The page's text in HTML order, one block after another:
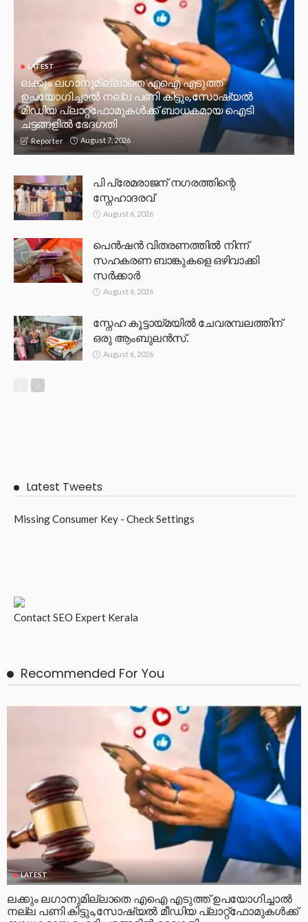
LATEST
ലക്കും ലഗാനുമില്ലാതെ എഐ എടുത്ത്
ഉപയോഗിച്ചാല്‍ നല്ല പണി കിട്ടും,സോഷ്യല്‍
മീഡിയ പ്ലാറ്റ്‌ഫോമുകള്‍ക്ക് ബാധകമായ ഐടി
ചട്ടങ്ങളില്‍ ഭേദഗതി
Reporter August 7, 2026
പി പ്രേമരാജന് നഗരത്തിന്റെ
സ്നേഹാദരവ്
August 6, 2026
പെൻഷൻ വിതരണത്തിൽ നിന്ന്
സഹകരണ ബാങ്കുകളെ ഒഴിവാക്കി
സർക്കാർ
August 6, 2026
സ്നേഹ കൂട്ടായ്മയിൽ ചേവരമ്പലത്തിന്
ഒരു ആംബുലൻസ്.
August 6, 2026
Latest Tweets
Missing Consumer Key - Check Settings
ContactSEO Expert Kerala
Recommended For You
LATEST
ലക്കും ലഗാനുമില്ലാതെ എഐ എടുത്ത് ഉപയോഗിച്ചാല്‍
നല്ല പണി കിട്ടും,സോഷ്യല്‍ മീഡിയ പ്ലാറ്റ്‌ഫോമുകള്‍ക്ക്